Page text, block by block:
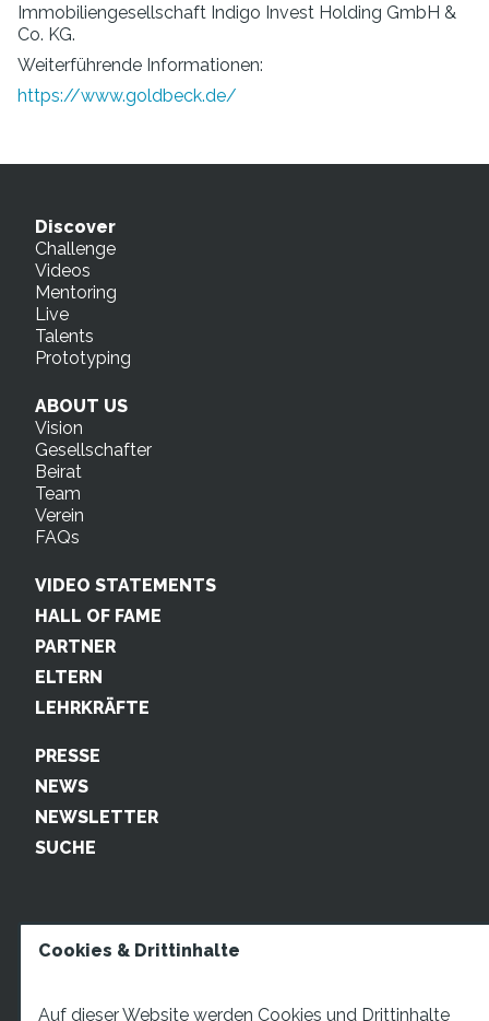
Immobiliengesellschaft Indigo Invest Holding GmbH &
Co. KG.
Weiterführende Informationen:
https://www.goldbeck.de/
Discover
Challenge
Videos
Mentoring
Live
Talents
Prototyping
ABOUT US
Vision
Gesellschafter
Beirat
Team
Verein
FAQs
VIDEO STATEMENTS
HALL OF FAME
PARTNER
ELTERN
LEHRKRÄFTE
PRESSE
NEWS
NEWSLETTER
SUCHE
Cookies & Drittinhalte
Auf dieser Website werden Cookies und Drittinhalte